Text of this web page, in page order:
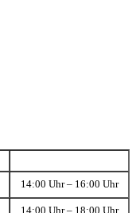
14:00 Uhr – 16:00 Uhr